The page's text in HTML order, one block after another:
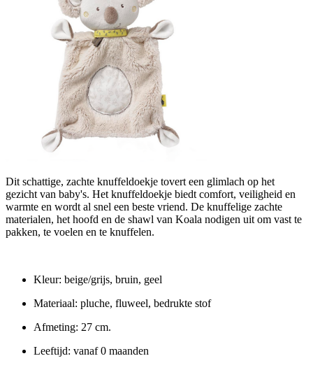
Dit schattige, zachte knuffeldoekje tovert een glimlach op het
gezicht van baby's. Het knuffeldoekje biedt comfort, veiligheid en
warmte en wordt al snel een beste vriend. De knuffelige zachte
materialen, het hoofd en de shawl van Koala nodigen uit om vast te
pakken, te voelen en te knuffelen.
Kleur: beige/grijs, bruin, geel
Materiaal: pluche, fluweel, bedrukte stof
Afmeting: 27 cm.
Leeftijd: vanaf 0 maanden